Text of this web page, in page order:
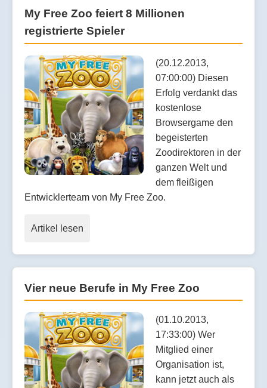
My Free Zoo feiert 8 Millionen
registrierte Spieler
(20.12.2013,
07:00:00) Diesen
Erfolg verdankt das
kostenlose
Browsergame den
begeisterten
Zoodirektoren in der
ganzen Welt und
dem fleißigen
Entwicklerteam von My Free Zoo.
Artikel lesen
Vier neue Berufe in My Free Zoo
(01.10.2013,
17:33:00) Wer
Mitglied einer
Organisation ist,
kann jetzt auch als